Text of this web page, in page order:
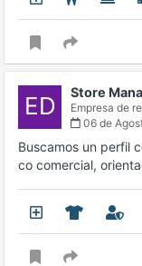
ED Store
Empresa de
06 de
Buscamos un perfil
co comercial,